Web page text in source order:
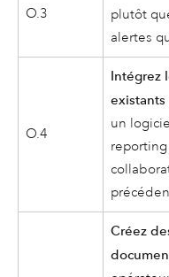
O.3
plutôt
alertes
O.4
Intégrez
existants
un
Créez